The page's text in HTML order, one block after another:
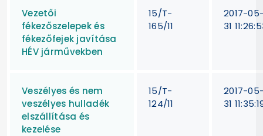
Vezetői
fékezőszelepek és
fékezőfejek javítása
HÉV járművekben
15/T-
165/11
2017-
31
Veszélyes és nem
veszélyes hulladék
elszállítása és
kezelése
15/T-
124/11
2017-
31